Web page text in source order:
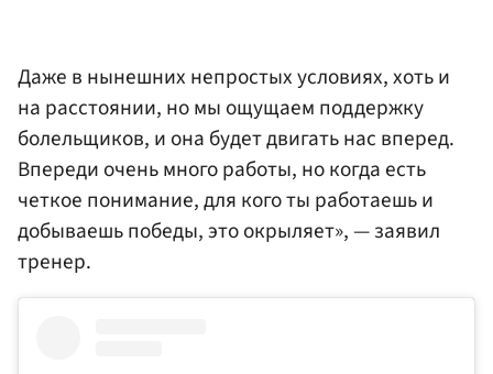
Даже в нынешних непростых условиях, хоть и
на расстоянии, но мы ощущаем поддержку
болельщиков, и она будет двигать нас вперед.
Впереди очень много работы, но когда есть
четкое понимание, для кого ты работаешь и
добываешь победы, это окрыляет», — заявил
тренер.